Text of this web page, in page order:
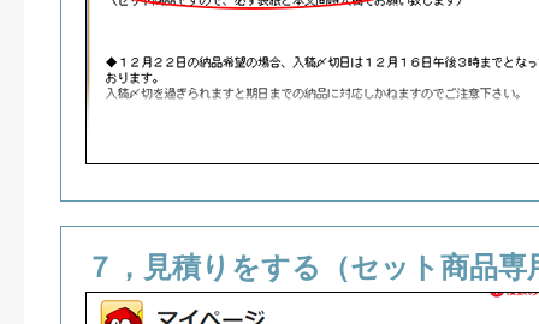
７，見積りをする（セット商品